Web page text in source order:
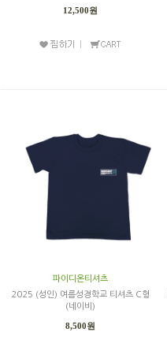
12,500원
파이디온티셔츠
2025 (성인) 여름성경학교 티셔츠 C형
(네이비)
8,500원